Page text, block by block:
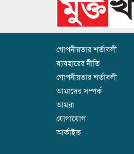
গোপনীয়তার শর্তাবলী
ব্যবহারের নীতি
গোপনীয়তার শর্তাবলী
আমাদের সম্পর্ক
আমরা
যোগাযোগ
আর্কাইভ